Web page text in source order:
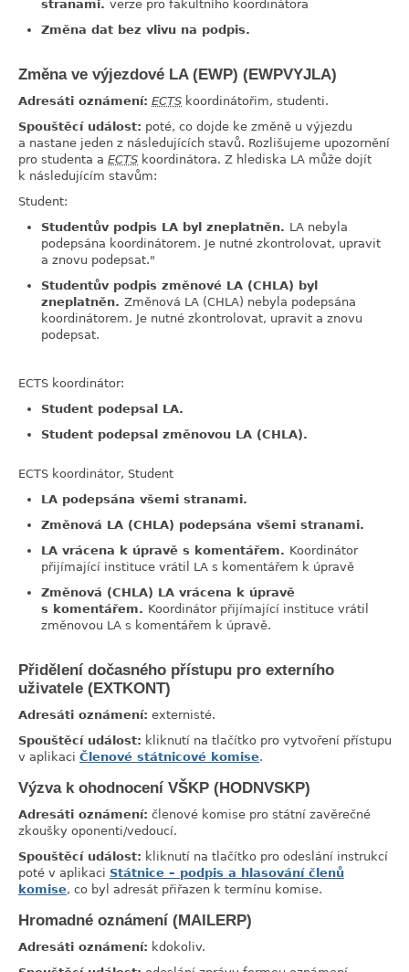
stranami. verze pro fakultního koordinátora
Změna dat bez vlivu na podpis.
Změna ve výjezdové LA (EWP) (EWPVYJLA)
Adresáti oznámení: ECTS koordinátořim, studenti.
Spouštěcí událost: poté, co dojde ke změně u výjezdu
a nastane jeden z následujících stavů. Rozlišujeme upozornění
pro studenta a ECTS koordinátora. Z hlediska LA může dojít
k následujícím stavům:
Student:
Studentův podpis LA byl zneplatněn. LA nebyla
podepsána koordinátorem. Je nutné zkontrolovat, upravit
a znovu podepsat."
Studentův podpis změnové LA (CHLA) byl
zneplatněn. Změnová LA (CHLA) nebyla podepsána
koordinátorem. Je nutné zkontrolovat, upravit a znovu
podepsat.
ECTS koordinátor:
Student podepsal LA.
Student podepsal změnovou LA (CHLA).
ECTS koordinátor, Student
LA podepsána všemi stranami.
Změnová LA (CHLA) podepsána všemi stranami.
LA vrácena k úpravě s komentářem. Koordinátor
přijímající instituce vrátil LA s komentářem k úpravě
Změnová (CHLA) LA vrácena k úpravě
s komentářem. Koordinátor přijímající instituce vrátil
změnovou LA s komentářem k úpravě.
Přidělení dočasného přístupu pro externího
uživatele (EXTKONT)
Adresáti oznámení: externisté.
Spouštěcí událost: kliknutí na tlačítko pro vytvoření přístupu
v aplikaci Členové státnicové komise.
Výzva k ohodnocení VŠKP (HODNVSKP)
Adresáti oznámení: členové komise pro státní zavěrečné
zkoušky oponenti/vedoucí.
Spouštěcí událost: kliknutí na tlačítko pro odeslání instrukcí
poté v aplikaci Státnice – podpis a hlasování členů
komise, co byl adresát přiřazen k termínu komise.
Hromadné oznámení (MAILERP)
Adresáti oznámení: kdokoliv.